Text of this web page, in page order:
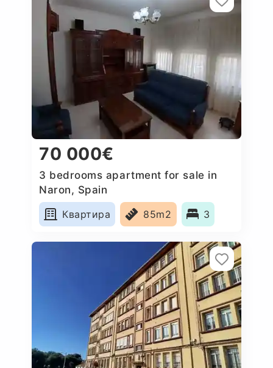
70 000€
3 bedrooms apartment for sale in
Naron, Spain
Квартира
85m2 3